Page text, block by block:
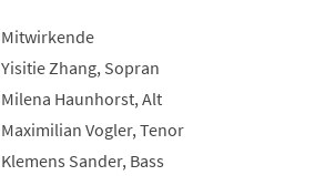
Mitwirkende
Yisitie Zhang, Sopran
Milena Haunhorst, Alt
Maximilian Vogler, Tenor
Klemens Sander, Bass